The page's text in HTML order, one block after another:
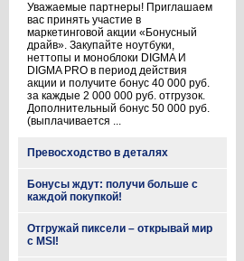
Уважаемые партнеры! Приглашаем
вас принять участие в
маркетинговой акции «Бонусный
драйв». Закупайте ноутбуки,
неттопы и моноблоки DIGMA И
DIGMA PRO в период действия
акции и получите бонус 40 000 руб.
за каждые 2 000 000 руб. отгрузок.
Дополнительный бонус 50 000 руб.
(выплачивается ...
Превосходство в деталях
Бонусы ждут: получи больше с
каждой покупкой!
Отгружай пиксели – открывай мир
с MSI!